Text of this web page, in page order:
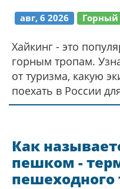
авг, 6 2026
Хайкинг - это
горным тропам.
от туризма, какую
поехать в России
Как
пешком -
пешеходного